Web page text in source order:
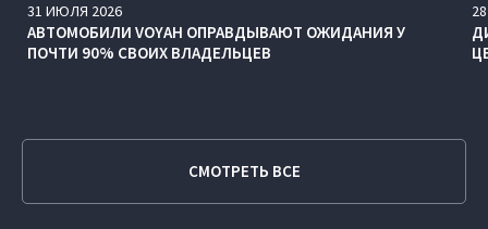
31 ИЮЛЯ 2026
АВТОМОБИЛИ VOYAH ОПРАВДЫВАЮТ ОЖИДАНИЯ У
ПОЧТИ 90% СВОИХ ВЛАДЕЛЬЦЕВ
28
СМОТРЕТЬ ВСЕ